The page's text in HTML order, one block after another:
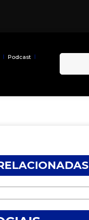
Podcast